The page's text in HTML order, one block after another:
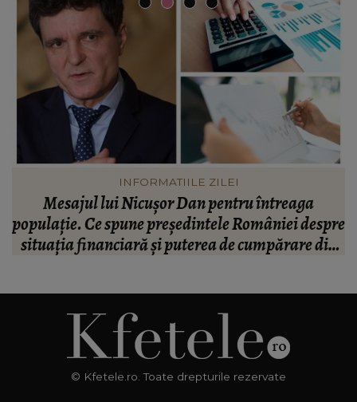
INFORMATIILE ZILEI
Mesajul lui Nicușor Dan pentru întreaga
populație. Ce spune președintele României despre
situația financiară și puterea de cumpărare din
© Kfetele.ro. Toate drepturile rezervate